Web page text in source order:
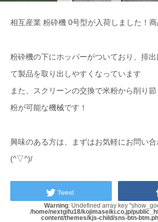
相互産業 粉砕機 0号型が入荷しました！
粉砕機の下にホッパーがついており、排
て製品を取り出しやすくなっています
また、スクリーンの交換で米粉から削り
粉が可能な機械です！
興味のある方は、まずはお気軽にお問い
(^▽^)/
Tweet
Warning: Undefined array key
/home/nextgifu18/kojimaseiki.co.jp/
content/themes/kjs-child/sns-btn-